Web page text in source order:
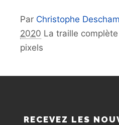
Par Christophe
2020 La traille
pixels
RECEVEZ LES